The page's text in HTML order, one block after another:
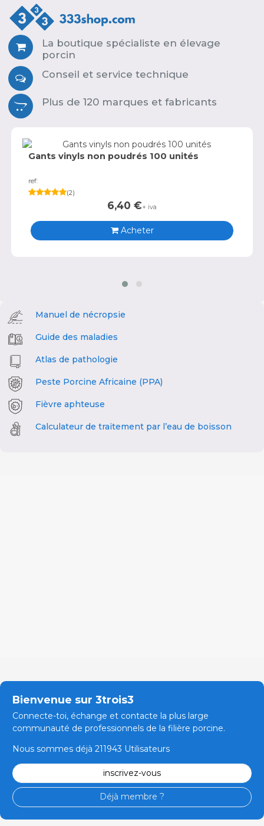
La boutique spécialiste en élevage
porcin
Conseil et service technique
Plus de 120 marques et fabricants
Gants vinyls non poudrés 100 unités
ref:
(2)
6,40 €+ iva
Acheter
Manuel de nécropsie
Guide des maladies
Atlas de pathologie
Peste Porcine Africaine (PPA)
Fièvre aphteuse
Calculateur de traitement par l’eau de boisson
Bienvenue sur 3trois3
Connecte-toi, échange et contacte la plus large
communauté de professionnels de la filière porcine.
Nous sommes déjà 211943 Utilisateurs
inscrivez-vous
Déjà membre ?